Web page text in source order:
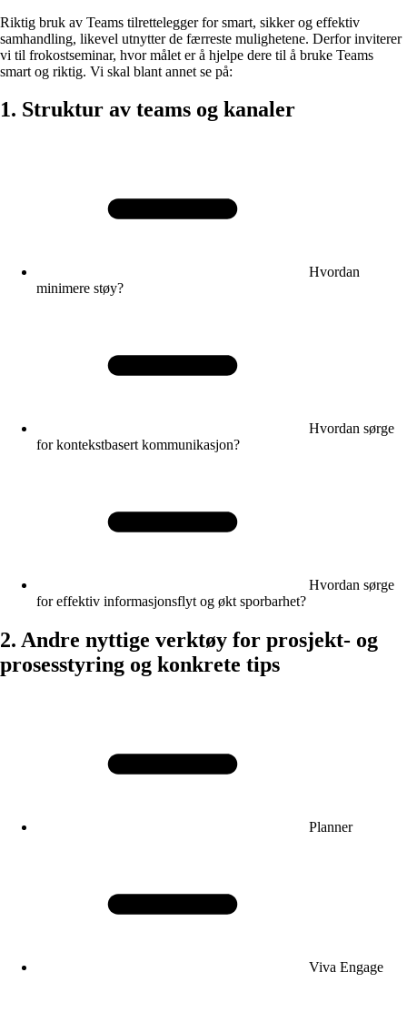
Riktig bruk av Teams tilrettelegger for smart, sikker og effektiv
samhandling, likevel utnytter de færreste mulighetene. Derfor inviterer
vi til frokostseminar, hvor målet er å hjelpe dere til å bruke Teams
smart og riktig. Vi skal blant annet se på:
1. Struktur av teams og kanaler
Hvordan
minimere støy?
Hvordan sørge
for kontekstbasert kommunikasjon?
Hvordan sørge
for effektiv informasjonsflyt og økt sporbarhet?
2. Andre nyttige verktøy for prosjekt- og
prosesstyring og konkrete tips
Planner
Viva Engage